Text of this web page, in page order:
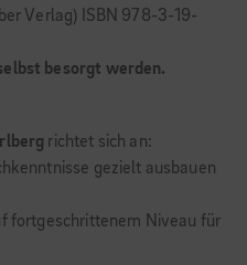
Verlag) ISBN 978-3-19-
besorgt werden.
richtet sich an:
gezielt ausbauen
fortgeschrittenem Niveau für